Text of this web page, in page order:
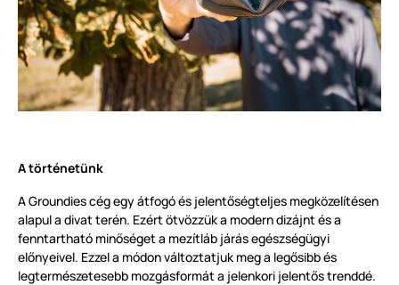
A történetünk
A Groundies cég egy átfogó és jelentőségteljes megközelítésen
alapul a divat terén. Ezért ötvözzük a modern dizájnt és a
fenntartható minőséget a mezítláb járás egészségügyi
előnyeivel. Ezzel a módon változtatjuk meg a legősibb és
legtermészetesebb mozgásformát a jelenkori jelentős trenddé.